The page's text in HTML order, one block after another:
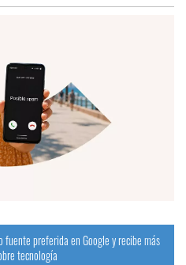
fuente preferida en Google y recibe más
tecnología